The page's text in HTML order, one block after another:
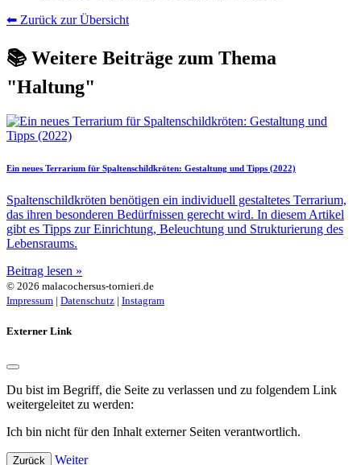
⬅ Zurück zur Übersicht
📚 Weitere Beiträge zum Thema
"Haltung"
Ein neues Terrarium für Spaltenschildkröten: Gestaltung und Tipps (2022)
Spaltenschildkröten benötigen ein individuell gestaltetes Terrarium,
das ihren besonderen Bedürfnissen gerecht wird. In diesem Artikel
gibt es Tipps zur Einrichtung, Beleuchtung und Strukturierung des
Lebensraums.
Beitrag lesen »
© 2026 malacochersus-tornieri.de
Impressum | Datenschutz | Instagram
Externer Link
Du bist im Begriff, die Seite zu verlassen und zu folgendem Link
weitergeleitet zu werden:
Ich bin nicht für den Inhalt externer Seiten verantwortlich.
Zurück Weiter